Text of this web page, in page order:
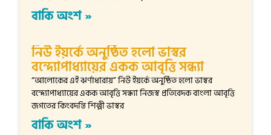
বাকি অংশ »
নিউ ইয়র্কে অনুষ্ঠিত হলো ভাস্বর
বন্দ্যোপাধ্যায়ের একক আবৃত্তি সন্ধ্যা
“আলোকের এই ঝর্ণাধারায়” নিউ ইয়র্কে অনুষ্ঠিত হলো ভাস্বর
বন্দ্যোপাধ্যায়ের একক আবৃত্তি সন্ধ্যা নিজস্ব প্রতিবেদক বাংলা আবৃত্তি
জগতের কিংবদন্তি শিল্পী ভাস্বর
বাকি অংশ »